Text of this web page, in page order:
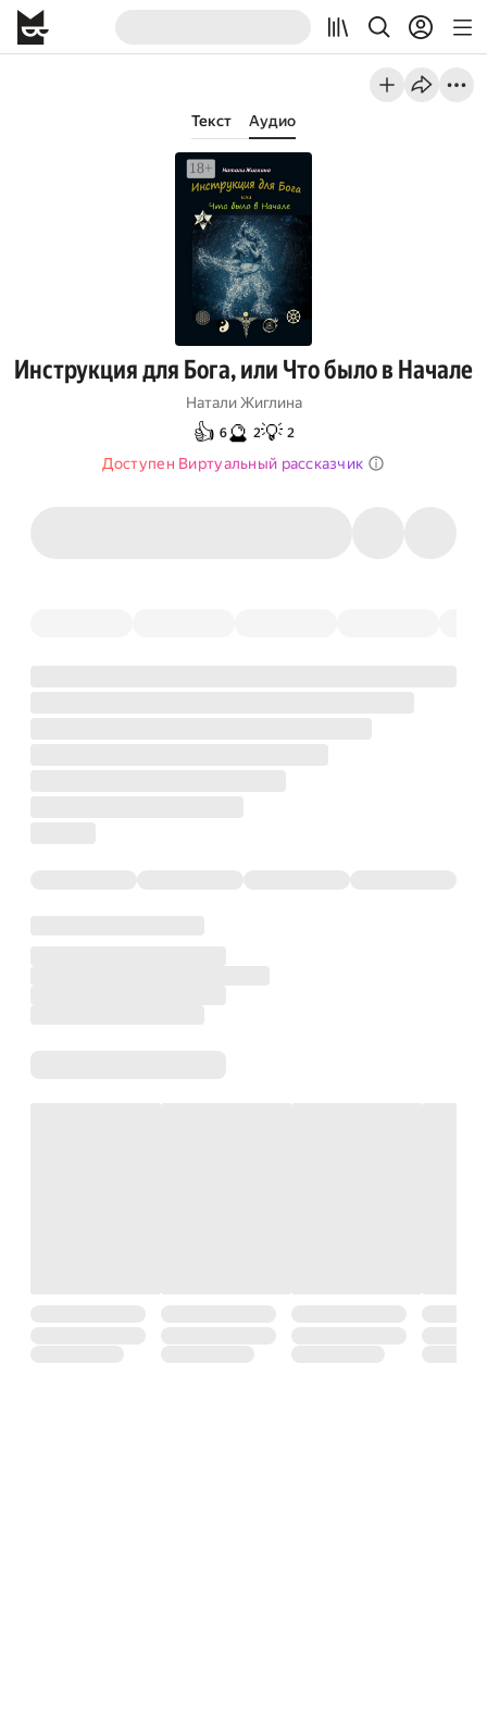
Текст Аудио
Инструкция для Бога, или Что было в Начале
Натали Жиглина
👍 6🔮 2💡 2
Доступен Виртуальный рассказчик